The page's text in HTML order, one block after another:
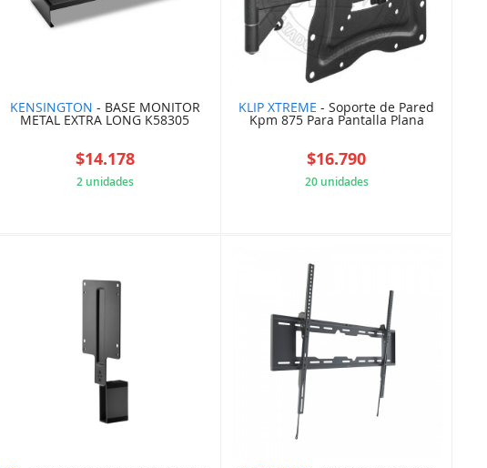
KENSINGTON - BASE MONITOR
METAL EXTRA LONG K58305
$14.178
2 unidades
KLIP XTREME - Soporte de Pared
Kpm 875 Para Pantalla Plana
$16.790
20 unidades